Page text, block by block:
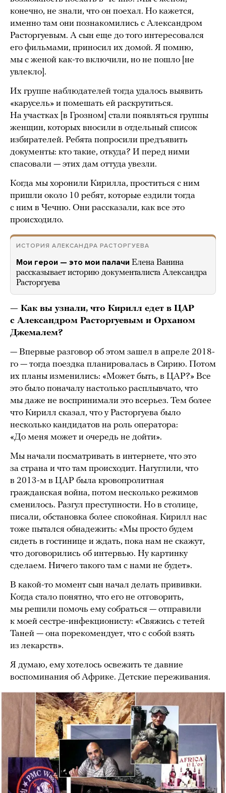
конечно, не знали, что он поехал. Но кажется,
именно там они познакомились с Александром
Расторгуевым. А сын еще до того интересовался
его фильмами, приносил их домой. Я помню,
мы с женой как-то включили, но не пошло [не
увлекло].
Их группе наблюдателей тогда удалось выявить
«карусель» и помешать ей раскрутиться.
На участках [в Грозном] стали появляться группы
женщин, которых вносили в отдельный список
избирателей. Ребята попросили предъявить
документы: кто такие, откуда? И перед ними
спасовали — этих дам оттуда увезли.
Когда мы хоронили Кирилла, проститься с ним
пришли около 10 ребят, которые ездили тогда
с ним в Чечню. Они рассказали, как все это
происходило.
ИСТОРИЯ АЛЕКСАНДРА РАСТОРГУЕВА
Мои герои — это мои палачи Елена Ванина
рассказывает историю документалиста Александра
Расторгуева
— Как вы узнали, что Кирилл едет в ЦАР
с Александром Расторгуевым и Орханом
Джемалем?
— Впервые разговор об этом зашел в апреле 2018-
го — тогда поездка планировалась в Сирию. Потом
их планы изменились: «Может быть, в ЦАР?» Все
это было поначалу настолько расплывчато, что
мы даже не воспринимали это всерьез. Тем более
что Кирилл сказал, что у Расторгуева было
несколько кандидатов на роль оператора:
«До меня может и очередь не дойти».
Мы начали посматривать в интернете, что это
за страна и что там происходит. Нагуглили, что
в 2013-м в ЦАР была кровопролитная
гражданская война, потом несколько режимов
сменилось. Разгул преступности. Но в столице,
писали, обстановка более спокойная. Кирилл нас
тоже пытался обнадежить: «Мы просто будем
сидеть в гостинице и ждать, пока нам не скажут,
что договорились об интервью. Ну картинку
сделаем. Ничего такого там с нами не будет».
В какой-то момент сын начал делать прививки.
Когда стало понятно, что его не отговорить,
мы решили помочь ему собраться — отправили
к моей сестре-инфекционисту: «Свяжись с тетей
Таней — она порекомендует, что с собой взять
из лекарств».
Я думаю, ему хотелось освежить те давние
воспоминания об Африке. Детские переживания.